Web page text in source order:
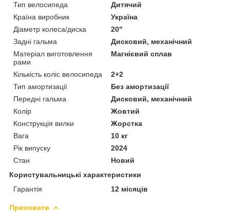
Тип велосипеда
Дитячий
Країна виробник
Україна
Діаметр колеса/диска
20"
Задні гальма
Дисковий, механічний
Матеріал виготовлення
рами
Магнієвий сплав
Кількість коліс велосипеда
2+2
Тип амортизації
Без амортизації
Передні гальма
Дисковий, механічний
Колір
Жовтий
Конструкція вилки
Жорстка
Вага
10 кг
Рік випуску
2024
Стан
Новий
Користувальницькі характеристики
Гарантія
12 місяців
Приховати